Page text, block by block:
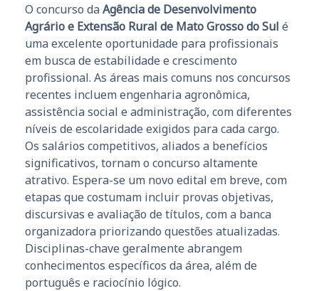
O concurso da Agência de Desenvolvimento
Agrário e Extensão Rural de Mato Grosso do Sul é
uma excelente oportunidade para profissionais
em busca de estabilidade e crescimento
profissional. As áreas mais comuns nos concursos
recentes incluem engenharia agronômica,
assistência social e administração, com diferentes
níveis de escolaridade exigidos para cada cargo.
Os salários competitivos, aliados a benefícios
significativos, tornam o concurso altamente
atrativo. Espera-se um novo edital em breve, com
etapas que costumam incluir provas objetivas,
discursivas e avaliação de títulos, com a banca
organizadora priorizando questões atualizadas.
Disciplinas-chave geralmente abrangem
conhecimentos específicos da área, além de
português e raciocínio lógico.